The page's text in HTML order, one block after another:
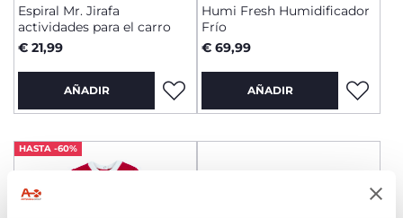
Espiral Mr. Jirafa
actividades para el carro
€ 21,99
AÑADIR
Humi Fresh Humidificador
Frío
€ 69,99
AÑADIR
HASTA -60%